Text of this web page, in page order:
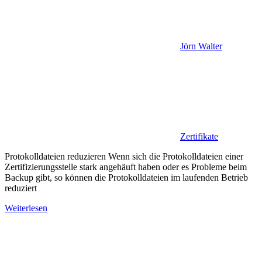
Jörn Walter
Zertifikate
Protokolldateien reduzieren Wenn sich die Protokolldateien einer
Zertifizierungsstelle stark angehäuft haben oder es Probleme beim
Backup gibt, so können die Protokolldateien im laufenden Betrieb
reduziert
Weiterlesen